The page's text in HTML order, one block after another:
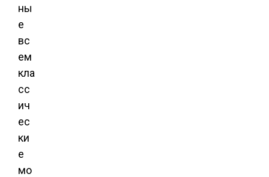
ны
е
вс
ем
кла
сс
ич
ес
ки
е
мо